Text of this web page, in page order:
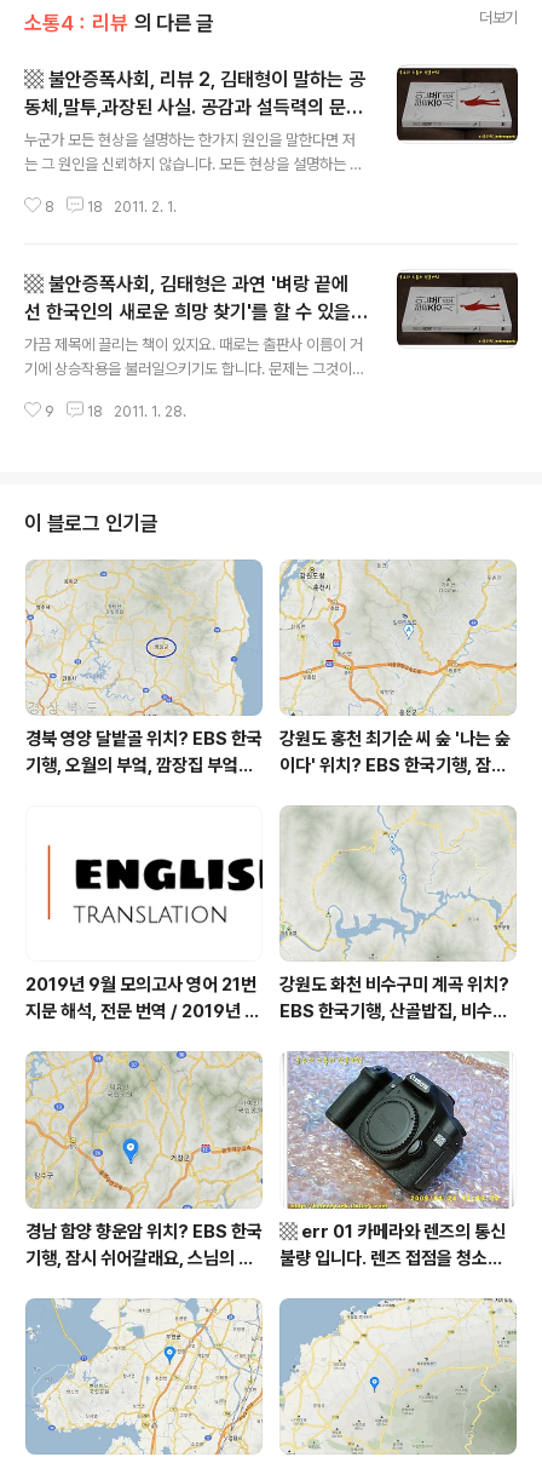
소통4：리뷰 의 다른 글 더보기
▩ 불안증폭사회, 리뷰 2, 김태형이 말하는 공
동체,말투,과장된 사실. 공감과 설득력의 문제.
▩
누군가 모든 현상을 설명하는 한가지 원인을 말한다면 저
는 그 원인을 신뢰하지 않습니다. 모든 현상을 설명하는 원
친구가 그 누구에게도 친구가 되지 못하는 것과 다르지 않
07쪽. 저 역시 자본에 의해 강요되어 온 신자유주의 시스
템에는 반대하지만 이 책에서 말하는 바와 같은 '모든 것이
신자유주의 때문'라고는 생각하지 않습니다. 신자유주의로
우리 모두 행복해질 수 있다는 말을 신뢰하지 않는 것처럼
신자유주의 때문에 우리 모두 불행해지고 있다는 말도 믿
기 어렵습니다. 신자유주의가 (이 책에서 말하는 것처럼)
8 18 2011. 2. 1.
▩ 불안증폭사회, 김태형은 과연 '벼랑 끝에
선 한국인의 새로운 희망 찾기'를 할 수 있을
까. ▩
가끔 제목에 끌리는 책이 있지요. 때로는 출판사 이름이 거
기에 상승작용을 불러일으키기도 합니다. 문제는 그것이
이 클수록 배신감은 더욱 크게 느껴집니다. 책 제목이 책 내
하우스, 2010. * 본문 294쪽, 총 307쪽. 2010년 1월 2
2일(토)부터 24일(월)까지 읽었습니다. 정확히 말하자면
24일(월)에 읽는 것을 그만두었습니다. 더 이상 읽기가 힘
들어서 말이죠. 내용이 어려운 것은 아니었습니다. 저자의
논지와 글 전개 방식이 읽어내기 힘들었습니다. 23일(일)
까지만 읽고 ..
9 18 2011. 1. 28.
이 블로그 인기글
경북 영양 달밭골 위치? EBS 한국
기행, 오월의 부엌, 깜장집 부엌은
한 곳, 영양읍 상원리. KBS 인간극
장 임분노미 할머니
강원도 홍천 최기순 씨 숲 '나는 숲
이다' 위치? EBS 한국기행, 잠시
군 최기순 씨 캠핑장 펜션 어디? /
강원도 홍천군 가볼 만한 곳, (구)
까르돈, kbs 인간극장
2019년 9월 모의고사 영어 21번
지문 해석, 전문 번역 / 2019년 9
역, 평가원 2019년 고3 9월 영어
영역 외국어영역 전문 해석, Engli
sh to Korean translation
강원도 화천 비수구미 계곡 위치?
EBS 한국기행, 산골밥집, 비수구
부 화천군 비수구미 낙타민박 어
디? / 강원도 화천군 가볼 만한 곳
비수구미 마을, 파로호
경남 함양 향운암 위치? EBS 한국
기행, 잠시 쉬어갈래요, 스님의 어
상남도 함양군 가볼 만한 곳, 용추
계곡 향운암 명천스님, 덕유산 황
석산 거망산 기백산
▩ err 01 카메라와 렌즈의 통신
불량 입니다. 렌즈 접점을 청소하